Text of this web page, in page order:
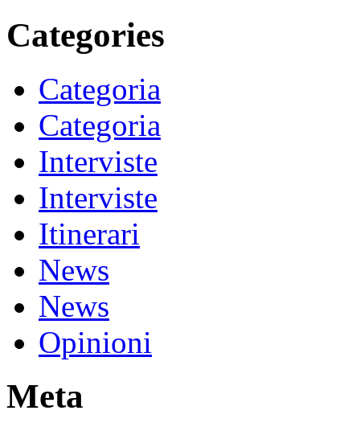
Categories
Categoria
Categoria
Interviste
Interviste
Itinerari
News
News
Opinioni
Meta